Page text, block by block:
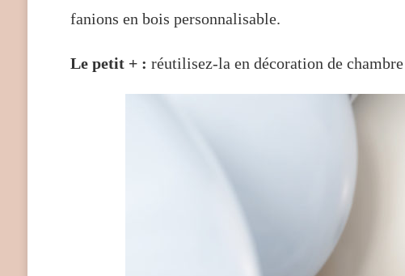
fanions en bois personnalisable.
Le petit + : réutilisez-la en décoration de